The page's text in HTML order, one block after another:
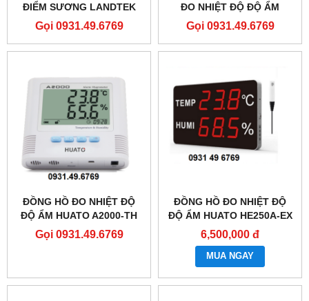
ĐIỂM SƯƠNG LANDTEK
HT-6292
Gọi 0931.49.6769
ĐO NHIỆT ĐỘ ĐỘ ẨM
DC107
Gọi 0931.49.6769
ĐỒNG HỒ ĐO NHIỆT ĐỘ
ĐỘ ẨM HUATO A2000-TH
Gọi 0931.49.6769
ĐỒNG HỒ ĐO NHIỆT ĐỘ
ĐỘ ẨM HUATO HE250A-EX
TẦM NHÌN 60-70M
6,500,000 đ
MUA NGAY